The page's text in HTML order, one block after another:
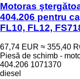
Motoras
404.206 pentru
FL10, FL12,
67,74 EUR ≈ 355,40
Piesă de schimb -
404.206 1071370
diesel